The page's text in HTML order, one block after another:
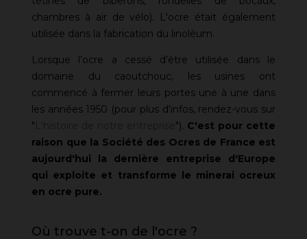
chambres à air de vélo). L'ocre était également
utilisée dans la fabrication du linoléum.
Lorsque l'ocre a cessé d'être utilisée dans le
domaine du caoutchouc, les usines ont
commencé à fermer leurs portes une à une dans
les années 1950 (pour plus d'infos, rendez-vous sur
"
"). C'est pour cette
raison que la Société des Ocres de France est
aujourd'hui la dernière entreprise d'Europe
qui exploite et transforme le minerai ocreux
en ocre pure.
Où trouve t-on de l'ocre ?